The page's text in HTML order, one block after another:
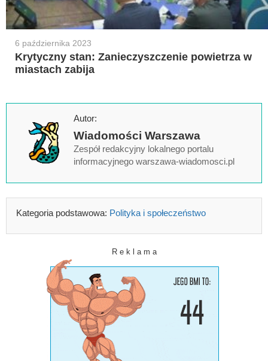
6 października 2023
Krytyczny stan: Zanieczyszczenie powietrza w
miastach zabija
Autor:
Wiadomości Warszawa
Zespół redakcyjny lokalnego portalu
informacyjnego warszawa-wiadomosci.pl
Kategoria podstawowa: Polityka i społeczeństwo
R e k l a m a